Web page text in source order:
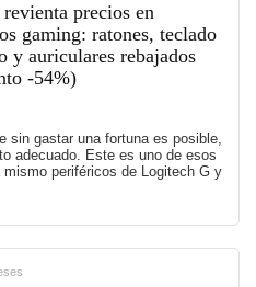
precios en
gaming: ratones, teclado
y auriculares rebajados
-54%)
sin gastar una fortuna es posible,
adecuado. Este es uno de esos
periféricos de Logitech G y